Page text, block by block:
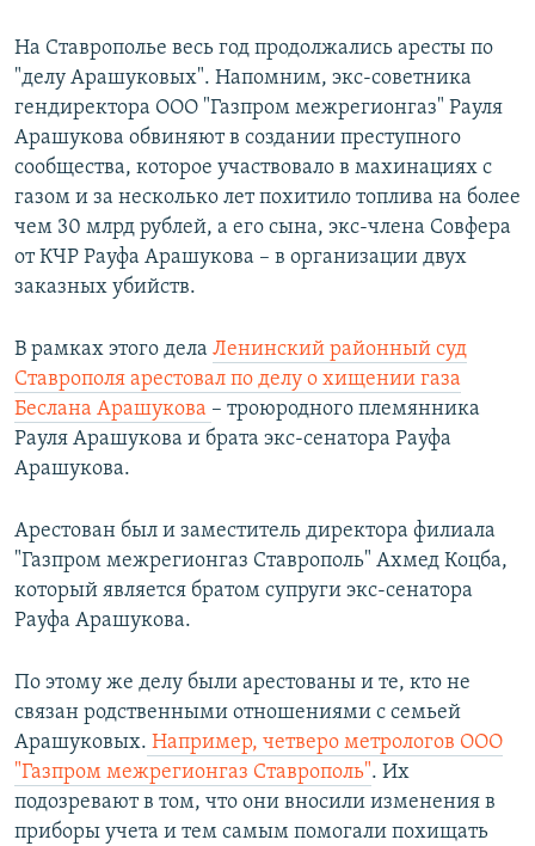
На Ставрополье весь год продолжались аресты по
"делу Арашуковых". Напомним, экс-советника
гендиректора ООО "Газпром межрегионгаз" Рауля
Арашукова обвиняют в создании преступного
сообщества, которое участвовало в махинациях с
газом и за несколько лет похитило топлива на более
чем 30 млрд рублей, а его сына, экс-члена Совфера
от КЧР Рауфа Арашукова – в организации двух
заказных убийств.
В рамках этого дела Ленинский районный суд
Ставрополя арестовал по делу о хищении газа
Беслана Арашукова – троюродного племянника
Рауля Арашукова и брата экс-сенатора Рауфа
Арашукова.
Арестован был и заместитель директора филиала
"Газпром межрегионгаз Ставрополь" Ахмед Коцба,
который является братом супруги экс-сенатора
Рауфа Арашукова.
По этому же делу были арестованы и те, кто не
связан родственными отношениями с семьей
Арашуковых. Например, четверо метрологов ООО
"Газпром межрегионгаз Ставрополь". Их
подозревают в том, что они вносили изменения в
приборы учета и тем самым помогали похищать